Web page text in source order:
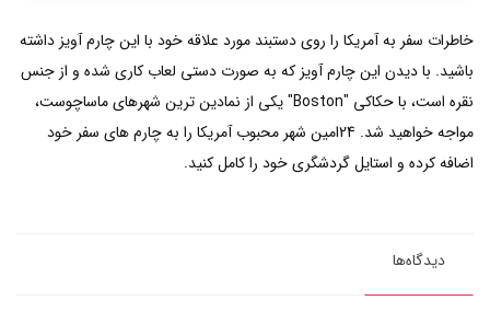
خاطرات سفر به آمریکا را روی دستبند مورد علاقه خود با این چارم آویز داشته
باشید. با دیدن این چارم آویز که به صورت دستی لعاب کاری شده و از جنس
نقره است، با حکاکی "Boston" یکی از نمادین ترین شهرهای ماساچوست،
مواجه خواهید شد. 24امین شهر محبوب آمریکا را به چارم های سفر خود
اضافه کرده و استایل گردشگری خود را کامل کنید.
دیدگاه‌ها